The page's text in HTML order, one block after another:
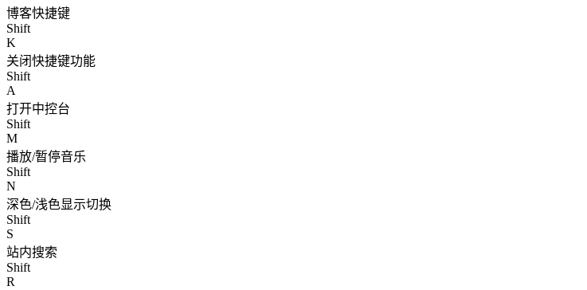
博客快捷键
Shift
K
关闭快捷键功能
Shift
A
打开中控台
Shift
M
播放/暂停音乐
Shift
N
深色/浅色显示切换
Shift
S
站内搜索
Shift
R